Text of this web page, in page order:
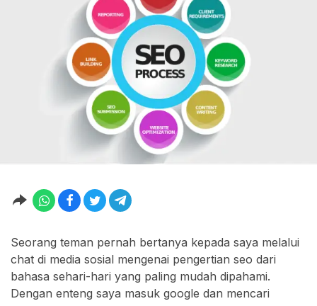
Seorang teman pernah bertanya kepada saya melalui
chat di media sosial mengenai pengertian seo dari
bahasa sehari-hari yang paling mudah dipahami.
Dengan enteng saya masuk google dan mencari